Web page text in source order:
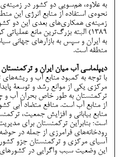
به علاوه، هم‌سویی دو کشور در
نحوه‌ی استفاده از منابع انرژی این
زمینه‌ی همکاری‌های بعدی این دو
1389) البته بزرگ‌ترین مانع
به ایران و سپس به بازارهای جهانی
منطقه است.
دیپلماسی آب میان ایران و ترکمنستان
با توجه به کمبود منابع آب و
مرکزی یکی از موانع رشد و توسعۀ
ترکمنستان به طور خاص بحران آب و
از منابع آب است. منافع متضاد آبی
منابع بیابانی و افزایش جمعیت،
است؛ بنابراین ترکمنستان برای
رودخانه‌های فرامرزی از جمله در
آسیای مرکزی و ترکمنستان جزو
این وضعیت سبب واگرایی در